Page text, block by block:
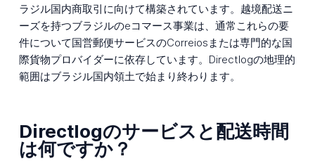
ラジル国内商取引に向けて構築されています。越境配送ニ
ーズを持つブラジルのeコマース事業は、通常これらの要
件について国営郵便サービスのCorreiosまたは専門的な国
際貨物プロバイダーに依存しています。Directlogの地理的
範囲はブラジル国内領土で始まり終わります。
Directlogのサービスと配送時間
は何ですか？